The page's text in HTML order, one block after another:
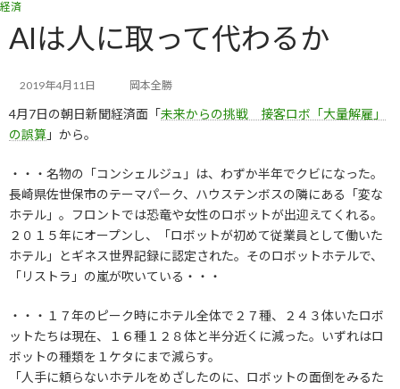
コ
テ
ス
キ
ナ
ゲ
ン
に
経済
AIは人に取って代わるか
2019年4月11日 岡本全勝
4月7日の朝日新聞経済面「未来からの挑戦 接客ロボ「大量解雇」
の誤算 」から。
・・・名物の「コンシェルジュ」は、わずか半年でクビになった。
長崎県佐世保市のテーマパーク、ハウステンボスの隣にある「変な
ホテル」。フロントでは恐竜や女性のロボットが出迎えてくれる。
２０１５年にオープンし、「ロボットが初めて従業員として働いた
ホテル」とギネス世界記録に認定された。そのロボットホテルで、
「リストラ」の嵐が吹いている・・・
・・・１７年のピーク時にホテル全体で２７種、２４３体いたロボ
ットたちは現在、１６種１２８体と半分近くに減った。いずれはロ
ボットの種類を１ケタにまで減らす。
「人手に頼らないホテルをめざしたのに、ロボットの面倒をみるた